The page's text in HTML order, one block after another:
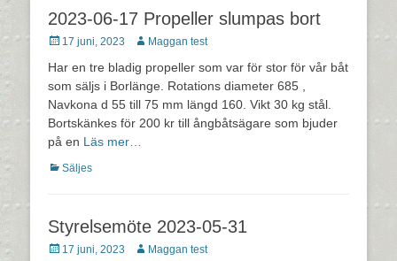
2023-06-17 Propeller slumpas bort
Postades
17 juni, 2023 Författare
Maggan test
Har en tre bladig propeller som var för stor för vår båt
som säljs i Borlänge. Rotations diameter 685 ,
Navkona d 55 till 75 mm längd 160. Vikt 30 kg stål.
Bortskänkes för 200 kr till ångbåtsägare som bjuder
på en Läs mer…
Kategorier
Säljes
Styrelsemöte 2023-05-31
Postades
17 juni, 2023 Författare
Maggan test